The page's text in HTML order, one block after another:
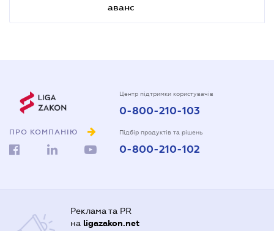
аванс
ПРО КОМПАНІЮ
Центр підтримки користувачів
0-800-210-103
Підбір продуктів та рішень
0-800-210-102
Реклама та PR
на ligazakon.net